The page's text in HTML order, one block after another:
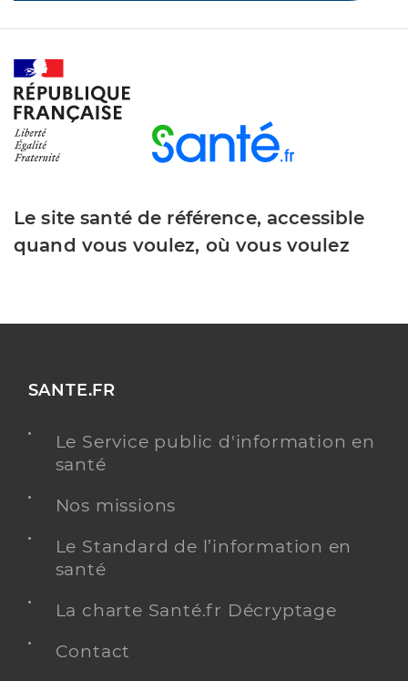
Le site santé de référence, accessible
quand vous voulez, où vous voulez
SANTE.FR
Le Service public d'information en
santé
Nos missions
Le Standard de l’information en
santé
La charte Santé.fr Décryptage
Contact